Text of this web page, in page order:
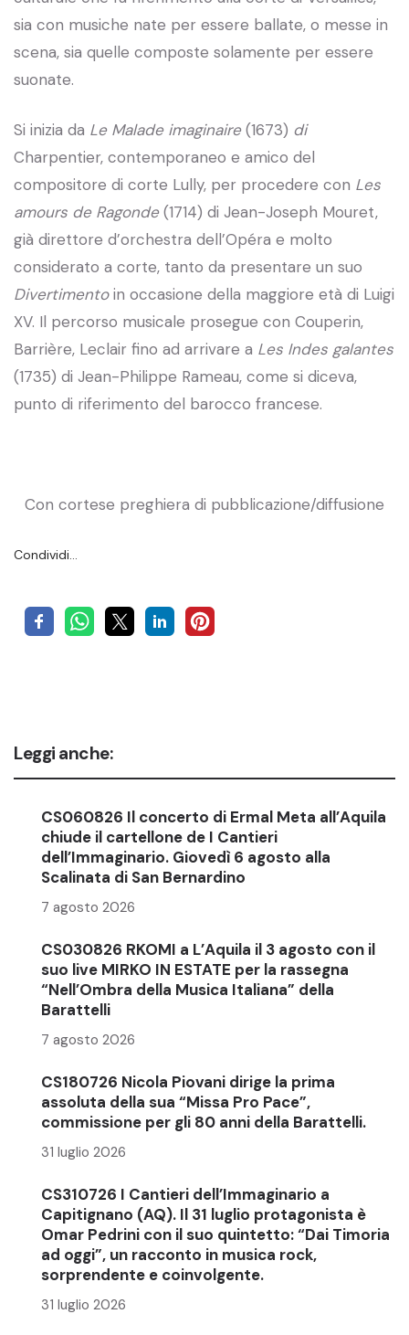
sia con musiche nate per essere ballate, o messe in
scena, sia quelle composte solamente per essere
suonate.
Si inizia da Le Malade imaginaire(1673) di
Charpentier, contemporaneo e amico del
compositore di corte Lully, per procedere con Les
amours de Ragonde(1714) di Jean-Joseph Mouret,
già direttore d’orchestra dell’Opéra e molto
considerato a corte, tanto da presentare un suo
Divertimentoin occasione della maggiore età di Luigi
XV. Il percorso musicale prosegue con Couperin,
Barrière, Leclair fino ad arrivare a Les Indes galantes
(1735) di Jean-Philippe Rameau, come si diceva,
punto di riferimento del barocco francese.
Con cortese preghiera di pubblicazione/diffusione
Condividi…
Leggi anche:
CS060826 Il concerto di Ermal Meta all’Aquila
chiude il cartellone de I Cantieri
dell’Immaginario. Giovedì 6 agosto alla
Scalinata di San Bernardino
7 agosto 2026
CS030826 RKOMI a L’Aquila il 3 agosto con il
suo live MIRKO IN ESTATE per la rassegna
“Nell’Ombra della Musica Italiana” della
Barattelli
7 agosto 2026
CS180726 Nicola Piovani dirige la prima
assoluta della sua “Missa Pro Pace”,
commissione per gli 80 anni della Barattelli.
31 luglio 2026
CS310726 I Cantieri dell’Immaginario a
Capitignano (AQ). Il 31 luglio protagonista è
Omar Pedrini con il suo quintetto: “Dai Timoria
ad oggi”, un racconto in musica rock,
sorprendente e coinvolgente.
31 luglio 2026